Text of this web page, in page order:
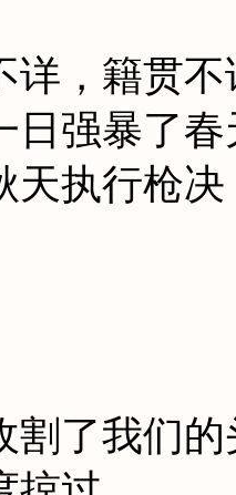
详，籍贯不
日强暴了春
天执行枪决
割了我们的